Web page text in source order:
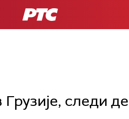
РТС
следи